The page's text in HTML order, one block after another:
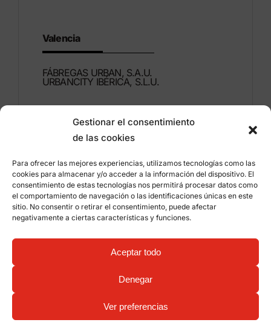
Gestionar el consentimiento
de las cookies
Para ofrecer las mejores experiencias, utilizamos tecnologías como las
cookies para almacenar y/o acceder a la información del dispositivo. El
consentimiento de estas tecnologías nos permitirá procesar datos como
el comportamiento de navegación o las identificaciones únicas en este
sitio. No consentir o retirar el consentimiento, puede afectar
negativamente a ciertas características y funciones.
Aceptar todo
Denegar
Ver preferencias
Valencia
FÁBREGAS URBAN, S.A.U.
URBANCITY IBÉRICA, S.L.U.
46960 ALDAIA
Valencia – España
+34 96 151 53 44
info@grupfabregas.com
Grup Fábregas
Acceso distribuidores
Aviso legal
Política de privacidad
Información sobre cookies
mobiliario urbano ECO Friendly –
qualitystudio